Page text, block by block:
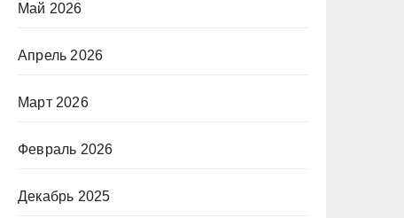
Май 2026
Апрель 2026
Март 2026
Февраль 2026
Декабрь 2025